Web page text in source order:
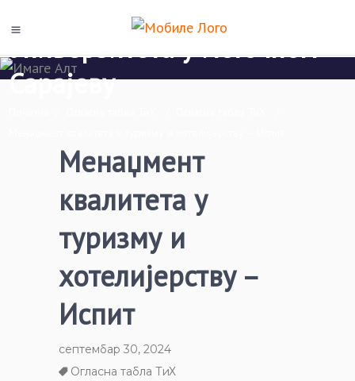
Економски факултет Пале
Сарајеву
Менаџмент
квалитета у
туризму и
хотелијерству –
Испит
септембар 30, 2024
Огласна табла ТиХ